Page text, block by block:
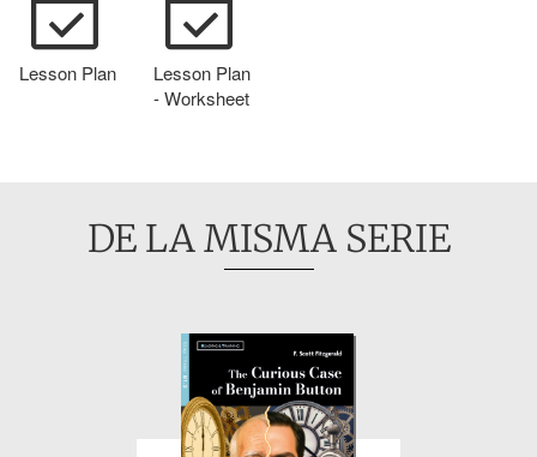
Lesson Plan
Lesson Plan
- Worksheet
DE LA MISMA SERIE